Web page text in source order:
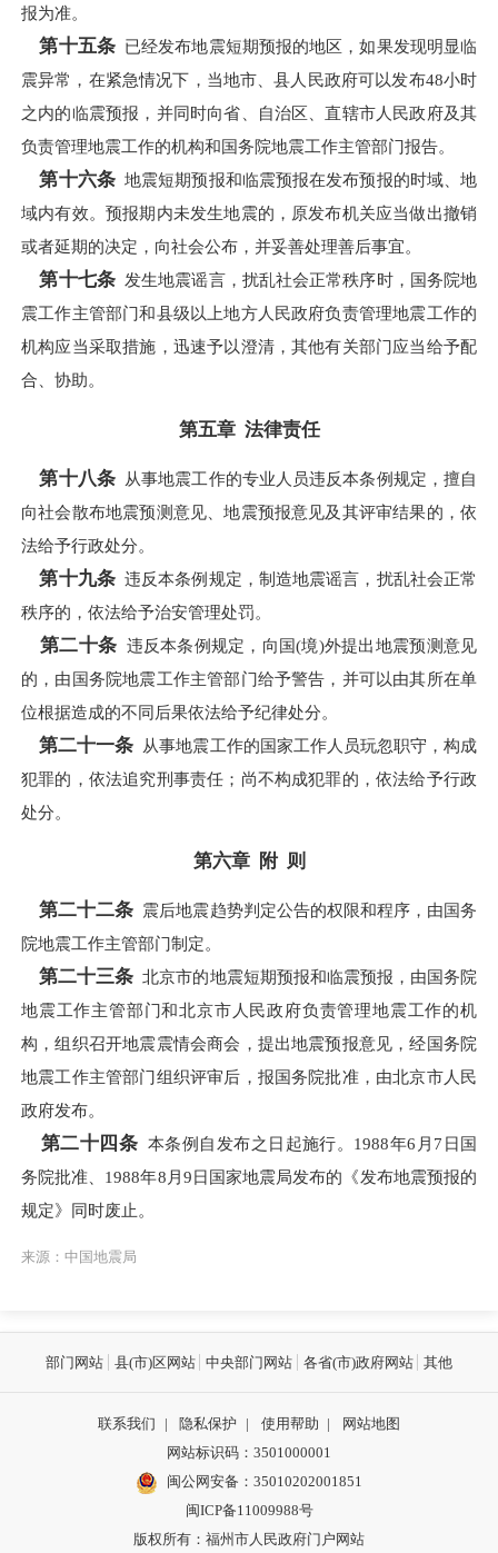
报为准。
第十五条已经发布地震短期预报的地区，如果发现明显临
震异常，在紧急情况下，当地市、县人民政府可以发布48小时
之内的临震预报，并同时向省、自治区、直辖市人民政府及其
负责管理地震工作的机构和国务院地震工作主管部门报告。
第十六条地震短期预报和临震预报在发布预报的时域、地
域内有效。预报期内未发生地震的，原发布机关应当做出撤销
或者延期的决定，向社会公布，并妥善处理善后事宜。
第十七条发生地震谣言，扰乱社会正常秩序时，国务院地
震工作主管部门和县级以上地方人民政府负责管理地震工作的
机构应当采取措施，迅速予以澄清，其他有关部门应当给予配
合、协助。
第五章 法律责任
第十八条从事地震工作的专业人员违反本条例规定，擅自
向社会散布地震预测意见、地震预报意见及其评审结果的，依
法给予行政处分。
第十九条违反本条例规定，制造地震谣言，扰乱社会正常
秩序的，依法给予治安管理处罚。
第二十条 违反本条例规定，向国(境)外提出地震预测意见
的，由国务院地震工作主管部门给予警告，并可以由其所在单
位根据造成的不同后果依法给予纪律处分。
第二十一条 从事地震工作的国家工作人员玩忽职守，构成
犯罪的，依法追究刑事责任；尚不构成犯罪的，依法给予行政
处分。
第六章 附 则
第二十二条 震后地震趋势判定公告的权限和程序，由国务
院地震工作主管部门制定。
第二十三条 北京市的地震短期预报和临震预报，由国务院
地震工作主管部门和北京市人民政府负责管理地震工作的机
构，组织召开地震震情会商会，提出地震预报意见，经国务院
地震工作主管部门组织评审后，报国务院批准，由北京市人民
政府发布。
第二十四条 本条例自发布之日起施行。1988年6月7日国
务院批准、1988年8月9日国家地震局发布的《发布地震预报的
规定》同时废止。
来源：中国地震局
部门网站 县(市)区网站 中央部门网站 各省(市)政府网站 其他
联系我们 | 隐私保护 | 使用帮助 |
网站地图
网站标识码：3501000001
闽公网安备： 35010202001851
闽ICP备11009988号
版权所有：福州市人民政府门户网站